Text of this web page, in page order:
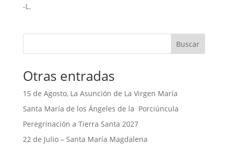
-L.
Buscar
Otras entradas
15 de Agosto, La Asunción de La Virgen María
Santa María de los Ángeles de la Porciúncula
Peregrinación a Tierra Santa 2027
22 de Julio – Santa María Magdalena